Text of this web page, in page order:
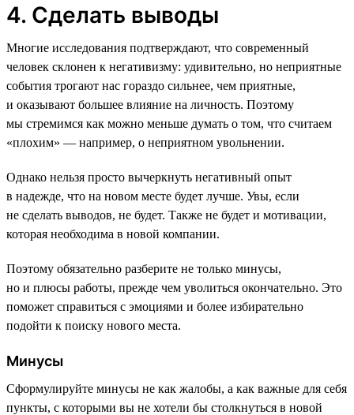
4. Сделать выводы
Многие исследования подтверждают, что современный
человек склонен к негативизму: удивительно, но неприятные
события трогают нас гораздо сильнее, чем приятные,
и оказывают большее влияние на личность. Поэтому
мы стремимся как можно меньше думать о том, что считаем
«плохим» — например, о неприятном увольнении.
Однако нельзя просто вычеркнуть негативный опыт
в надежде, что на новом месте будет лучше. Увы, если
не сделать выводов, не будет. Также не будет и мотивации,
которая необходима в новой компании.
Поэтому обязательно разберите не только минусы,
но и плюсы работы, прежде чем уволиться окончательно. Это
поможет справиться с эмоциями и более избирательно
подойти к поиску нового места.
Минусы
Сформулируйте минусы не как жалобы, а как важные для себя
пункты, с которыми вы не хотели бы столкнуться в новой